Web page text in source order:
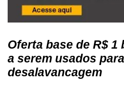
Oferta base de R$
a serem usados para
desalavancagem